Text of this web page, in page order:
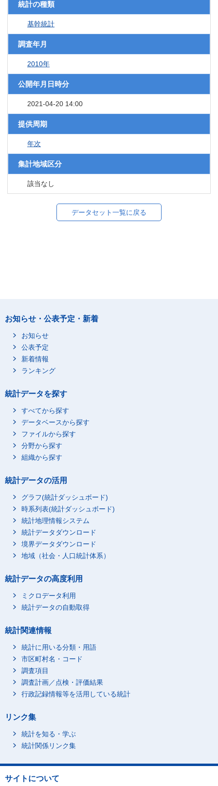
統計の種類
基幹統計
調査年月
2010年
公開年月日時分
2021-04-20 14:00
提供周期
年次
集計地域区分
該当なし
データセット一覧に戻る
お知らせ・公表予定・新着
お知らせ
公表予定
新着情報
ランキング
統計データを探す
すべてから探す
データベースから探す
ファイルから探す
分野から探す
組織から探す
統計データの活用
グラフ(統計ダッシュボード)
時系列表(統計ダッシュボード)
統計地理情報システム
統計データダウンロード
境界データダウンロード
地域（社会・人口統計体系）
統計データの高度利用
ミクロデータ利用
統計データの自動取得
統計関連情報
統計に用いる分類・用語
市区町村名・コード
調査項目
調査計画／点検・評価結果
行政記録情報等を活用している統計
リンク集
統計を知る・学ぶ
統計関係リンク集
サイトについて